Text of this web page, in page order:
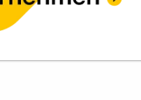
6850 Dornbirn Dornbirn